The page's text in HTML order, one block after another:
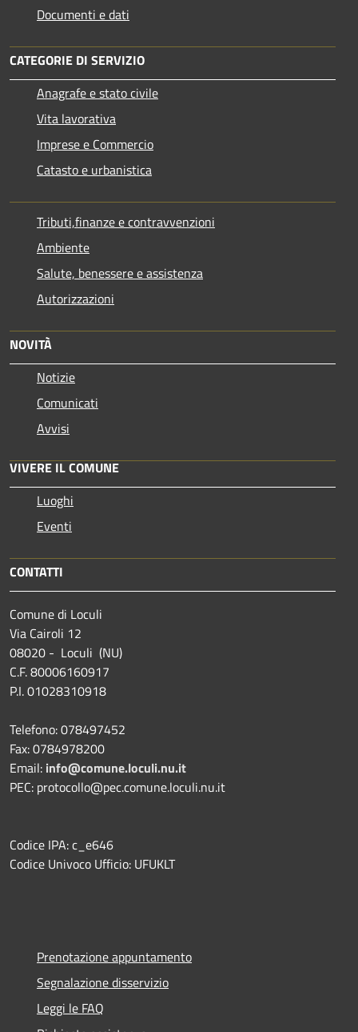
Documenti e dati
CATEGORIE DI SERVIZIO
Anagrafe e stato civile
Vita lavorativa
Imprese e Commercio
Catasto e urbanistica
Tributi,finanze e contravvenzioni
Ambiente
Salute, benessere e assistenza
Autorizzazioni
NOVITÀ
Notizie
Comunicati
Avvisi
VIVERE IL COMUNE
Luoghi
Eventi
CONTATTI
Comune di Loculi
Via Cairoli 12
08020 - Loculi (NU)
C.F. 80006160917
P.I. 01028310918
Telefono: 078497452
Fax: 0784978200
Email: info@comune.loculi.nu.it
PEC: protocollo@pec.comune.loculi.nu.it
Codice IPA: c_e646
Codice Univoco Ufficio: UFUKLT
Prenotazione appuntamento
Segnalazione disservizio
Leggi le FAQ